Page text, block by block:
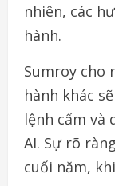
nhiên, các
hành.
Sumroy cho
hành khác
lệnh cấm và
AI. Sự rõ
cuối năm,